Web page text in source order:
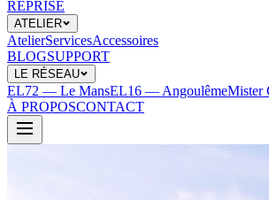
REPRISE
ATELIER
AtelierServicesAccessoires
BLOGSUPPORT
LE RÉSEAU
EL72 — Le MansEL16 — AngoulêmeMister
À PROPOSCONTACT